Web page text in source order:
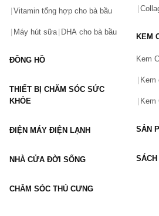
Vấn đề(*)
Vitamin tổng hợp cho bà bầu
Máy hút sữa DHA cho bà bầu
ĐỒNG HỒ
THIẾT BỊ CHĂM SÓC SỨC
KHỎE
ĐIỆN MÁY ĐIỆN LẠNH
NHÀ CỬA ĐỜI SỐNG
CHĂM SÓC THÚ CƯNG
KEM
Kem
Kem
Kem
SẢN
SÁCH